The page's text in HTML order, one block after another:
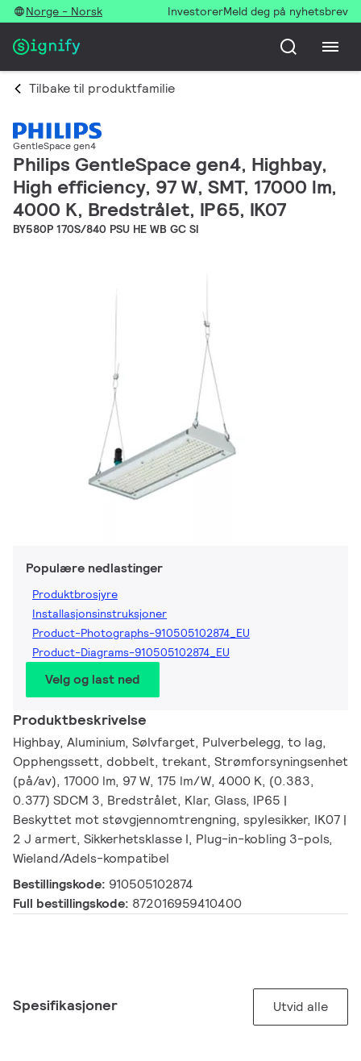
Norge - Norsk InvestorerMeld deg på nyhetsbrev
Tilbake til produktfamilie
GentleSpace gen4
Philips GentleSpace gen4, Highbay,
High efficiency, 97 W, SMT, 17000 lm,
4000 K, Bredstrålet, IP65, IK07
BY580P 170S/840 PSU HE WB GC SI
Populære nedlastinger
Produktbrosjyre
Installasjonsinstruksjoner
Product-Photographs-910505102874_EU
Product-Diagrams-910505102874_EU
Velg og last ned
Produktbeskrivelse
Highbay, Aluminium, Sølvfarget, Pulverbelegg, to lag,
Opphengssett, dobbelt, trekant, Strømforsyningsenhet
(på/av), 17000 lm, 97 W, 175 lm/W, 4000 K, (0.383,
0.377) SDCM 3, Bredstrålet, Klar, Glass, IP65 |
Beskyttet mot støvgjennomtrengning, spylesikker, IK07 |
2 J armert, Sikkerhetsklasse I, Plug-in-kobling 3-pols,
Wieland/Adels-kompatibel
Bestillingskode: 910505102874
Full bestillingskode: 872016959410400
Spesifikasjoner Utvid alle